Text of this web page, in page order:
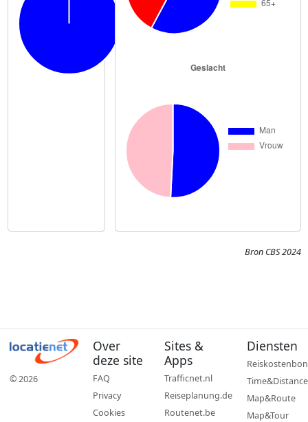
Bron CBS 2024
© 2026
Over
deze site
FAQ
Privacy
Cookies
Sites &
Apps
Trafficnet.nl
Reiseplanung.de
Routenet.be
Diensten
Reiskostenbon
Time&Distance
Map&Route
Map&Tour